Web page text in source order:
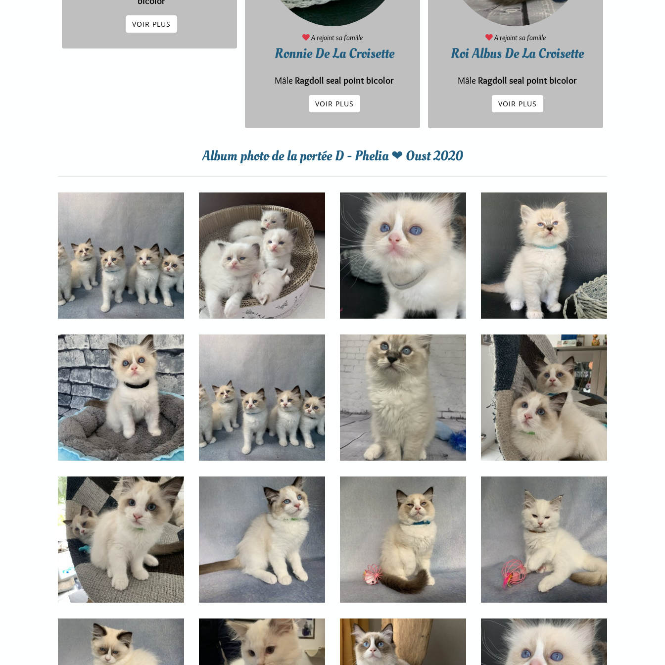
VOIR PLUS
A rejoint sa famille
Ronnie De La Croisette
Mâle Ragdoll seal point bicolor
VOIR PLUS
A rejoint sa famille
Roi Albus De La Croisette
Mâle Ragdoll seal point bicolor
VOIR PLUS
Album photo de la portée D - Phelia ❤ Oust 2020